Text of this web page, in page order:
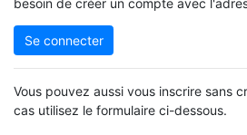
besoin de créer un compte avec
Se connecter
Vous pouvez aussi vous inscrire sans
cas utilisez le formulaire ci-dessous.